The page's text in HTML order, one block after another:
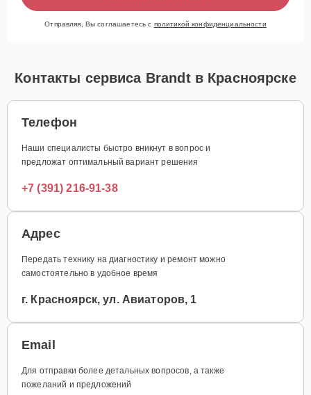
Отправляя, Вы соглашаетесь с политикой конфиденциальности
Контакты сервиса Brandt в Красноярске
Телефон
Наши специалисты быстро вникнут в вопрос и
предложат оптимальный вариант решения
+7 (391) 216-91-38
Адрес
Передать технику на диагностику и ремонт можно
самостоятельно в удобное время
г. Красноярск, ул. Авиаторов, 1
Email
Для отправки более детальных вопросов, а также
пожеланий и предложений